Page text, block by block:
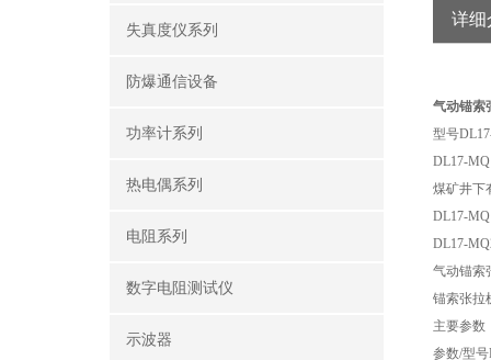
失真度仪系列
防爆通信设备
功率计系列
热电偶系列
电阻系列
数字电阻测试仪
示波器
详细
气动锚索
型号
DL17-
煤矿井下
DL17-
DL17-
气动锚索
锚索张拉
主要参数
参数/型号